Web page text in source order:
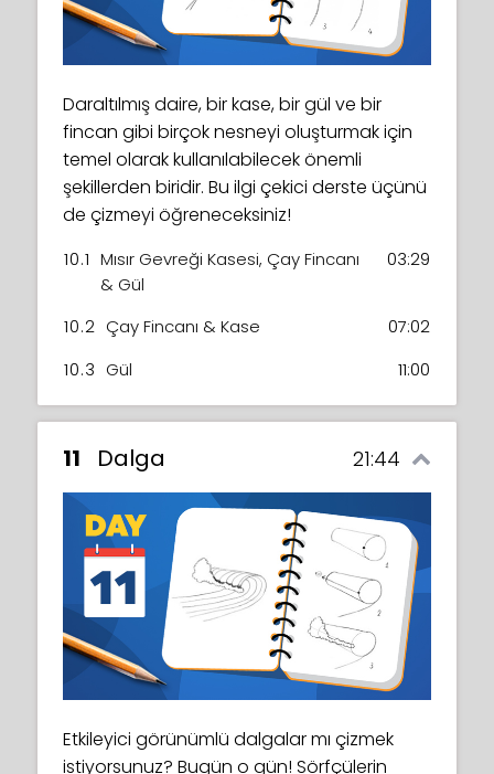
6.2 Gözetleyen Marshmallowlar
08:47
7.1 Dalgalanan Bayraklar
07:41
7.2 Çift ve Üçlü Bayraklar
05:19
7.3 Dörtlü Bayraklar
7.4 Sürekli Bayrak
7.5 Kitap referansı 02:18
Eserinize derinlik ve ilgi katmak için
dokularla denemeler yapacaksınız! Harika,
8.1 Ninja Sincap 23:56
Kutu ve silindirlerden biraz uzaklaşıp hayal
gücümüzden sevimli bir koala ailesi çizelim!
Bu dersi çok seveceksiniz!
9.1 Havalı Koalalar
Daraltılmış daire, bir kase, bir gül ve bir
fincan gibi birçok nesneyi oluşturmak için
temel olarak kullanılabilecek önemli
şekillerden biridir. Bu ilgi çekici derste üçünü
de çizmeyi öğreneceksiniz!
10.1 Mısır Gevreği Kasesi, Çay Fincanı
& Gül
03:29
10.2 Çay Fincanı & Kase
07:02
10.3 Gül 11:00
11 Dalga 21:44
Etkileyici görünümlü dalgalar mı çizmek
istiyorsunuz? Bugün o gün! Sörfçülerin